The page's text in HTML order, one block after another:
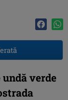
verde